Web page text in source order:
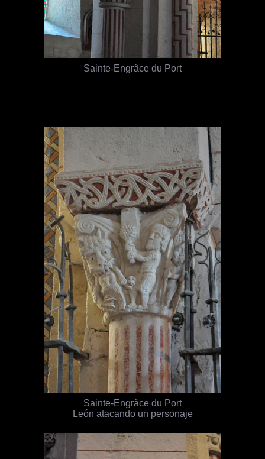
Sainte-Engrâce du Port
Sainte-Engrâce du Port
León atacando un personaje